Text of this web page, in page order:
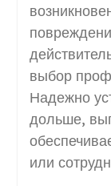
выбор
Надежно
дольше,
или